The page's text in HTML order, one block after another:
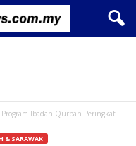
Ibadah Qurban Peringkat
& SARAWAK